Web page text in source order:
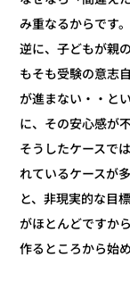
み重なるからです。
逆に、子どもが親
もそも受験の意志
が進まない・・と
に、その安心感が
そうしたケースで
れているケースが
と、非現実的な目
がほとんどですか
作るところから始